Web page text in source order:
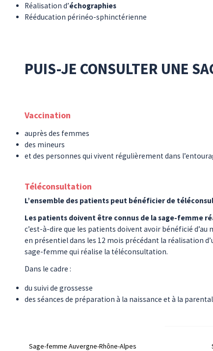
Réalisation d’échographies
Rééducation périnéo-sphinctérienne
PUIS-JE CONSULTER UNE
Vaccination
auprès des femmes
des mineurs
et des personnes qui vivent régulièrement dans
Téléconsultation
L’ensemble des patients peut bénéficier de
Les patients doivent être connus de la sage-femme
c’est-à-dire que les patients doivent avoir bénéficié
en présentiel dans les 12 mois précédant la réalisation
sage-femme qui réalise la téléconsultation.
Dans le cadre :
du suivi de grossesse
des séances de préparation à la naissance et à la
Sage-femme Auvergne-Rhône-Alpes